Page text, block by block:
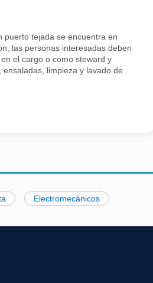
puerto tejada se encuentra en
las personas interesadas deben
el cargo o como steward y
limpieza y lavado de
Electromecánicos